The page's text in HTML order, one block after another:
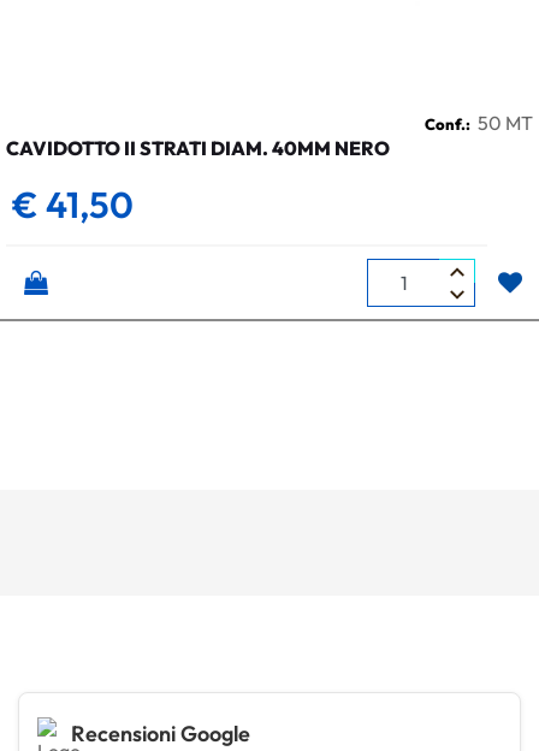
Conf.: 50 MT
CAVIDOTTO II STRATI DIAM. 40MM NERO
€ 41,50
Quantità
Recensioni Google